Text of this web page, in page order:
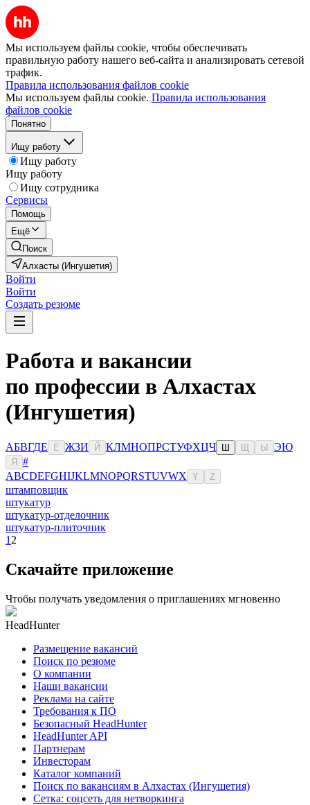
Мы используем файлы cookie, чтобы обеспечивать
правильную работу нашего веб-сайта и анализировать сетевой
трафик.
Правила использования файлов cookie
Мы используем файлы cookie. Правила использования
файлов cookie
Понятно
Ищу работу
Ищу работу
Ищу работу
Ищу сотрудника
Сервисы
Помощь
Ещё
Поиск
Алхасты (Ингушетия)
Войти
Войти
Создать резюме
Работа и вакансии
по профессии в Алхастах
(Ингушетия)
АБВГДЕ Ё ЖЗИ Й КЛМНОПРСТУФХЦЧ Ы ЭЮ
Я
#
ABCDEFGHIJKLMNOPQRSTUVWX Y Z
штамповщик
штукатур
штукатур-отделочник
штукатур-плиточник
1 2
Скачайте приложение
Чтобы получать уведомления о приглашениях мгновенно
HeadHunter
Размещение вакансий
Поиск по резюме
О компании
Наши вакансии
Реклама на сайте
Требования к ПО
Безопасный HeadHunter
HeadHunter API
Партнерам
Инвесторам
Каталог компаний
Поиск по вакансиям в Алхастах (Ингушетия)
Сетка: соцсеть для нетворкинга